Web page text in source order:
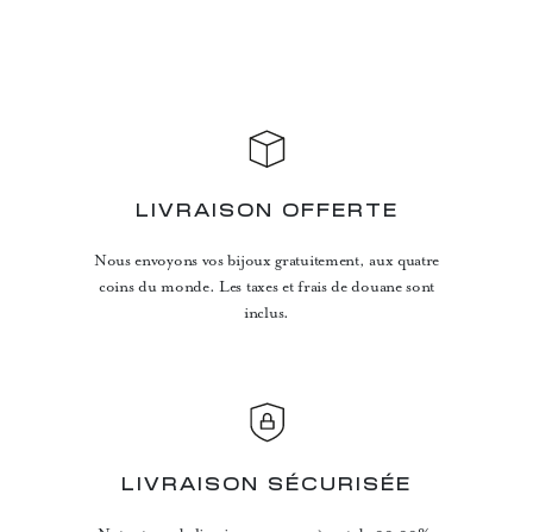
LIVRAISON OFFERTE
Nous envoyons vos bijoux gratuitement, aux quatre
coins du monde. Les taxes et frais de douane sont
inclus.
LIVRAISON SÉCURISÉE